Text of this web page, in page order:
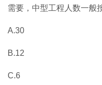
需要，中型工程人数一般
A.30
B.12
C.6